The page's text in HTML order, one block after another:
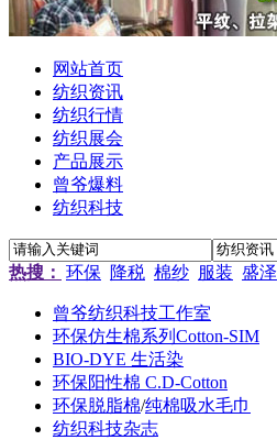
网站首页
纺织资讯
纺织行情
纺织展会
产品展示
曾爷爆料
纺织科技
热搜： 环保 降税 棉纱 服装 盛泽
曾爷纺织科技工作室
环保仿生棉系列Cotton-SIM
BIO-DYE 生活染
环保阳性棉 C.D-Cotton
环保脱脂棉/纯棉吸水毛巾
纺织科技杂志